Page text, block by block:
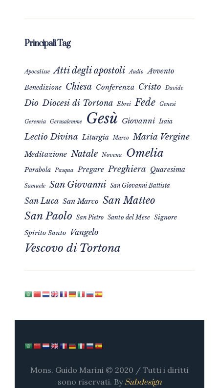
Principali Tag
Apocalisse Atti degli apostoli Audio Avvento
Benedizione Chiesa Conferenza Cristo Davide
Dio Diocesi di Tortona Ebrei Fede Genesi
Geremia Gerusalemme Gesù Giovanni Isaia
Lectio Divina Liturgia Marco Maria Vergine
Meditazione Natale Novena Omelia
Parabola Pasqua Pregare Preghiera Quaresima
Samuele San Giovanni San Giovanni Battista
San Luca San Marco San Matteo
San Paolo San Pietro Santo del Mese Signore
Spirito Santo Vangelo
Vescovo di Tortona
Mons. Guido Marini © 2020 / Tutti i diritti
sono riservati. By Sabdesign